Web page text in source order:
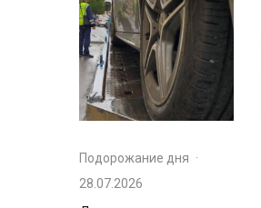
Подорожание дня ·
28.07.2026